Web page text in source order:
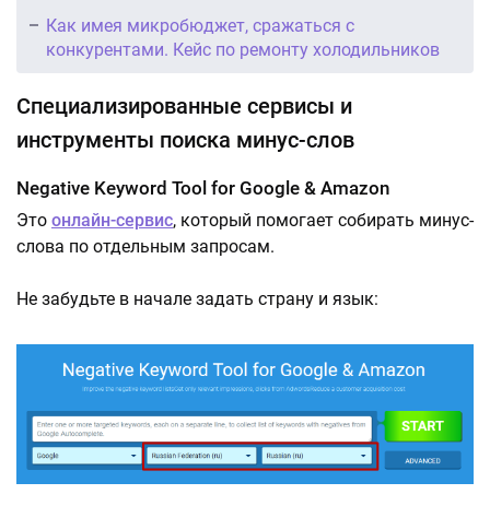
Как имея микробюджет, сражаться с
конкурентами. Кейс по ремонту холодильников
Специализированные сервисы и
инструменты поиска минус-слов
Negative Keyword Tool for Google & Amazon
Это онлайн-сервис, который помогает собирать минус-
слова по отдельным запросам.
Не забудьте в начале задать страну и язык: